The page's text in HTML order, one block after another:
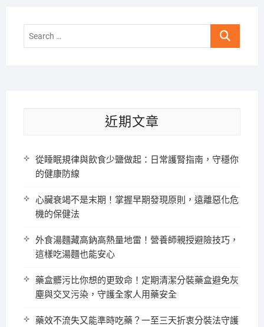
Search
近期文章
從睡眠規律與飲食少鹽做起：日常護腎指南，守穩你
的健康防線
心臟衰竭不是末期！掌握早期發現原則，遠離惡化危
機的保健法
外食湯麵藏高鈉高熱量地雷！營養師親授避險技巧，
這樣吃湯麵也能安心
藥盒髒污比你想的更致命！定期清潔分裝藥盒避免灰
塵與交叉污染，守護全家人用藥安全
藥效不流失又能準時吃藥？一至三天折衷分裝法守護